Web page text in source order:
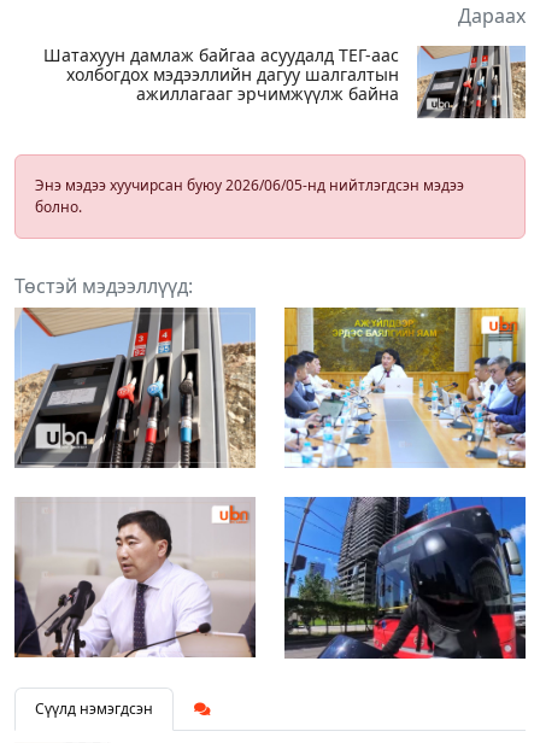
Дараах
Шатахуун дамлаж байгаа асуудалд ТЕГ-аас
холбогдох мэдээллийн дагуу шалгалтын
ажиллагааг эрчимжүүлж байна
Энэ мэдээ хуучирсан буюу 2026/06/05-нд нийтлэгдсэн мэдээ
болно.
Төстэй мэдээллүүд:
Сүүлд нэмэгдсэн